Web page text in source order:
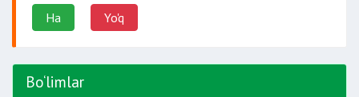
Ha Yo'q
Bo‘limlar